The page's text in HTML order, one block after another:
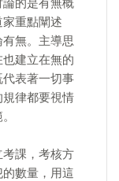
的是有無概
重點闡述
有無。主導思
建立在無的
表著一切事
律都要視情
課，考核方
數量，用這